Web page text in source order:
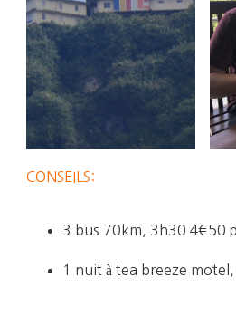
CONSEILS:
3 bus 70km, 3h30 4€50
1 nuit à tea breeze